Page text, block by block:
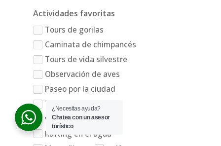
Actividades favoritas
Tours de gorilas
Caminata de chimpancés
Tours de vida silvestre
Observación de aves
Paseo por la ciudad
Tour de primates
viaje cultural
Rafting en el agua
¿Necesitas ayuda?
Chatea con un asesor
turístico